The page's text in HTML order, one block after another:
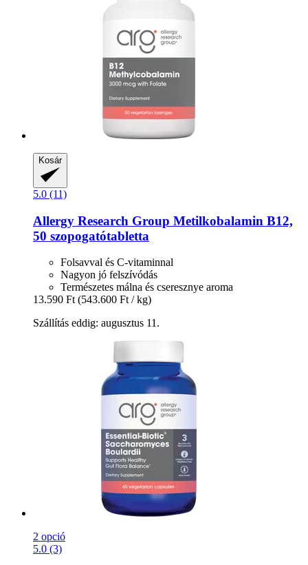
Kosár
5.0 (11)
Allergy Research Group Metilkobalamin B12,
50 szopogatótabletta
Folsavval és C-vitaminnal
Nagyon jó felszívódás
Természetes málna és cseresznye aroma
13.590 Ft (543.600 Ft / kg)
Szállítás eddig: augusztus 11.
2 opció
5.0 (3)